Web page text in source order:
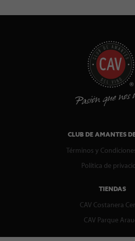
CLUB DE AMANTES
Términos y
Política de
TIENDAS
CAV Costanera
CAV Parque